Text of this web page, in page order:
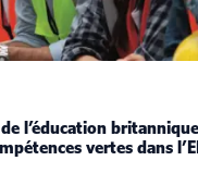
l’éducation
vertes dans